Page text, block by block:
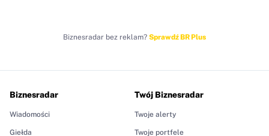
Biznesradar bez reklam? Sprawdź BR Plus
Biznesradar
Wiadomości
Giełda
Twój Biznesradar
Twoje alerty
Twoje portfele